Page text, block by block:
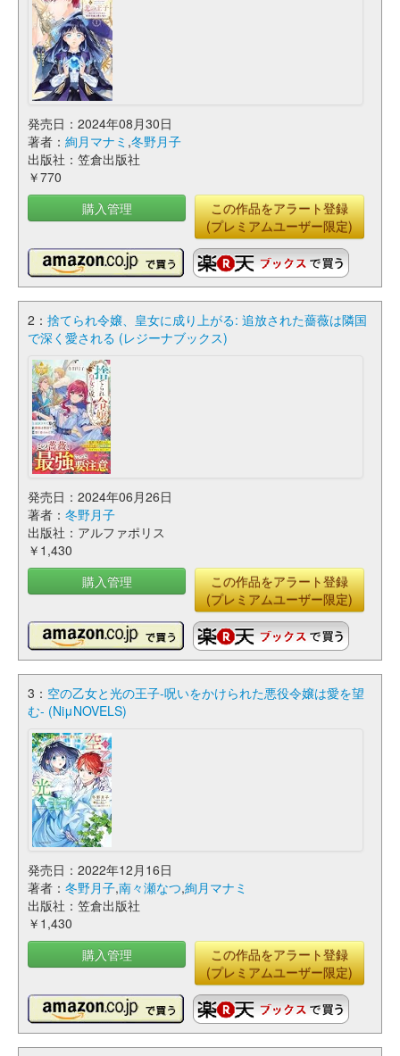
発売日：2024年08月30日
著者： 絢月マナミ ,冬野月子
出版社：笠倉出版社
￥770
購入管理
この作品をアラート登録
(プレミアムユーザー限定)
2： 捨てられ令嬢、皇女に成り上がる: 追放された薔薇は隣国
で深く愛される (レジーナブックス)
発売日：2024年06月26日
著者： 冬野月子
出版社：アルファポリス
￥1,430
購入管理
この作品をアラート登録
(プレミアムユーザー限定)
3： 空の乙女と光の王子-呪いをかけられた悪役令嬢は愛を望
む- (NiμNOVELS)
発売日：2022年12月16日
著者： 冬野月子,南々瀬なつ,絢月マナミ
出版社：笠倉出版社
￥1,430
購入管理
この作品をアラート登録
(プレミアムユーザー限定)